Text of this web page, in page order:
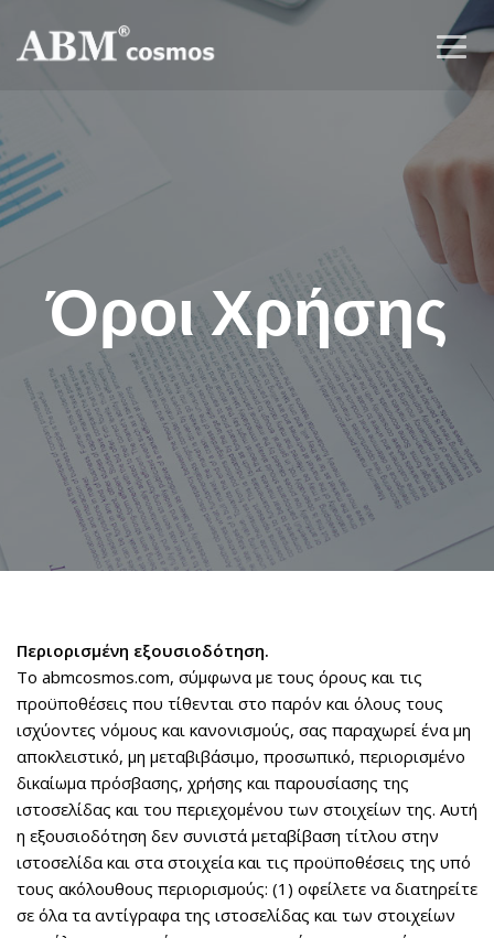
Όροι Χρήσης
Περιορισμένη εξουσιοδότηση.
Το abmcosmos.com, σύμφωνα με τους όρους και τις
προϋποθέσεις που τίθενται στο παρόν και όλους τους
ισχύοντες νόμους και κανονισμούς, σας παραχωρεί ένα μη
αποκλειστικό, μη μεταβιβάσιμο, προσωπικό, περιορισμένο
δικαίωμα πρόσβασης, χρήσης και παρουσίασης της
ιστοσελίδας και του περιεχομένου των στοιχείων της. Αυτή
η εξουσιοδότηση δεν συνιστά μεταβίβαση τίτλου στην
ιστοσελίδα και στα στοιχεία και τις προϋποθέσεις της υπό
τους ακόλουθους περιορισμούς: (1) οφείλετε να διατηρείτε
σε όλα τα αντίγραφα της ιστοσελίδας και των στοιχείων